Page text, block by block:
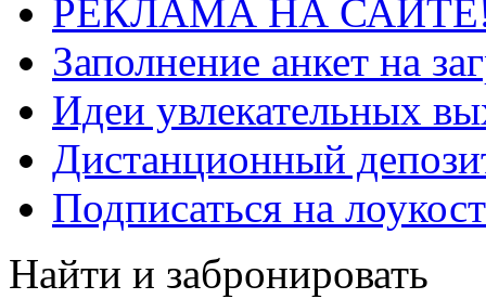
РЕКЛАМА НА
Заполнение анкет на
Идеи увлекательных
Дистанционный
Подписаться на
Найти и забронировать